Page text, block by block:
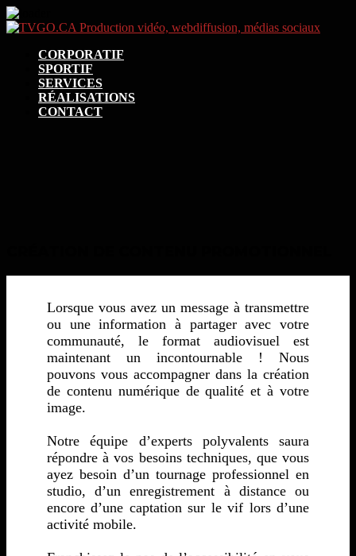
CORPORATIF
SPORTIF
SERVICES
RÉALISATIONS
CONTACT
Lorsque vous avez un message à transmettre
ou une information à partager avec votre
communauté, le format audiovisuel est
maintenant un incontournable ! Nous
pouvons vous accompagner dans la création
de contenu numérique de qualité et à votre
image.
Notre équipe d’experts polyvalents saura
répondre à vos besoins techniques, que vous
ayez besoin d’un tournage professionnel en
studio, d’un enregistrement à distance ou
encore d’une captation sur le vif lors d’une
activité mobile.